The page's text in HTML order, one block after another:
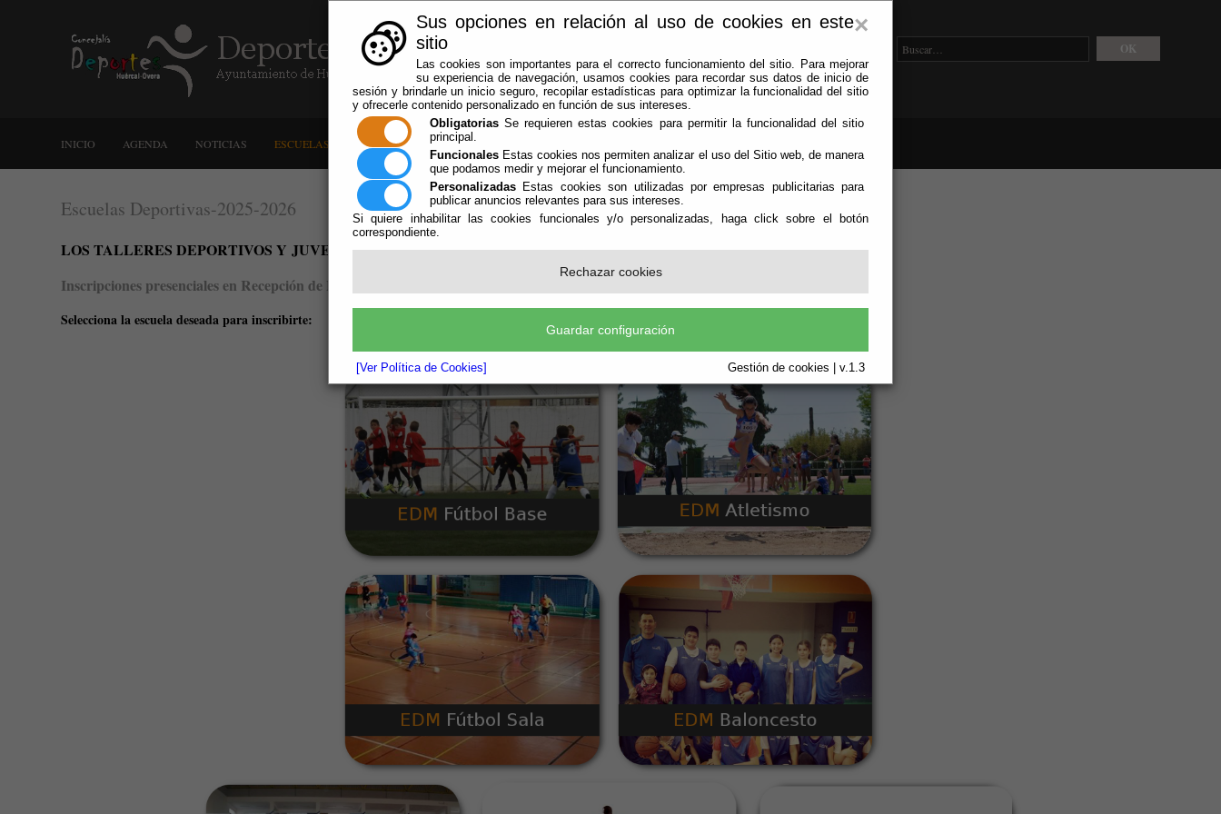
×
Sus opciones en relación al uso de cookies en este
sitio
Las cookies son importantes para el correcto funcionamiento del sitio. Para mejorar
su experiencia de navegación, usamos cookies para recordar sus datos de inicio de
sesión y brindarle un inicio seguro, recopilar estadísticas para optimizar la funcionalidad del sitio
y ofrecerle contenido personalizado en función de sus intereses.
Obligatorias Se requieren estas cookies para permitir la funcionalidad del sitio
principal.
Funcionales Estas cookies nos permiten analizar el uso del Sitio web, de manera
que podamos medir y mejorar el funcionamiento.
Personalizadas Estas cookies son utilizadas por empresas publicitarias para
publicar anuncios relevantes para sus intereses.
Si quiere inhabilitar las cookies funcionales y/o personalizadas, haga click sobre el botón
correspondiente.
Rechazar cookies
Guardar configuración
[Ver Política de Cookies] Gestión de cookies | v.1.3
INICIO AGENDA NOTICIAS ESCUELAS DEPORTIVAS TALLERES DEPORTIVOS
Escuelas Deportivas-2025-2026
LOS TALLERES DEPORTIVOS Y JUVENTUD NO SE TENDRAN EN CUENTA PARA LOS DESCUENTOS EN LAS EDM
Inscripciones presenciales en Recepción de Pabellón de Deportes de 16:00h. a 22:00h.
Selecciona la escuela deseada para inscribirte: